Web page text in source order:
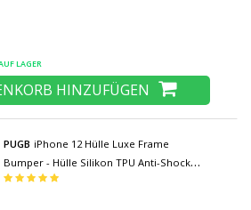
LAGER
HINZUFÜGEN
PUGB iPhone 12 Hülle Luxe Frame
Bumper - Hülle Silikon TPU Anti-Shock
Green